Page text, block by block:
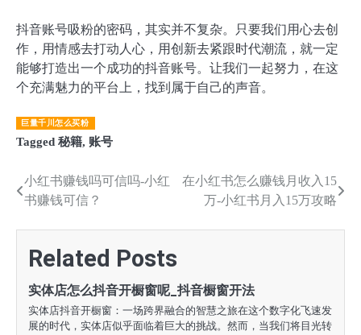
抖音账号吸粉的密码，其实并不复杂。只要我们用心去创
作，用情感去打动人心，用创新去紧跟时代潮流，就一定
能够打造出一个成功的抖音账号。让我们一起努力，在这
个充满魅力的平台上，找到属于自己的声音。
巨量千川怎么买粉
Tagged 秘籍, 账号
文
航
小红书赚钱吗可信吗-小红
书赚钱可信？
在小红书怎么赚钱月收入15
万-小红书月入15万攻略
Related Posts
实体店怎么抖音开橱窗呢_抖音橱窗开法
实体店抖音开橱窗：一场跨界融合的智慧之旅在这个数字化飞速发
展的时代，实体店似乎面临着巨大的挑战。然而，当我们将目光转